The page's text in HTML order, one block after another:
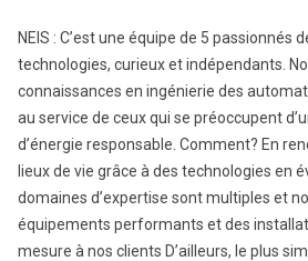
NEIS : C’est une équipe de 5 passionnés
technologies, curieux et indépendants.
connaissances en ingénierie des
au service de ceux qui se préoccupent
d’énergie responsable. Comment? En
lieux de vie grâce à des technologies en
domaines d’expertise sont multiples et
équipements performants et des
mesure à nos clients D’ailleurs, le plus